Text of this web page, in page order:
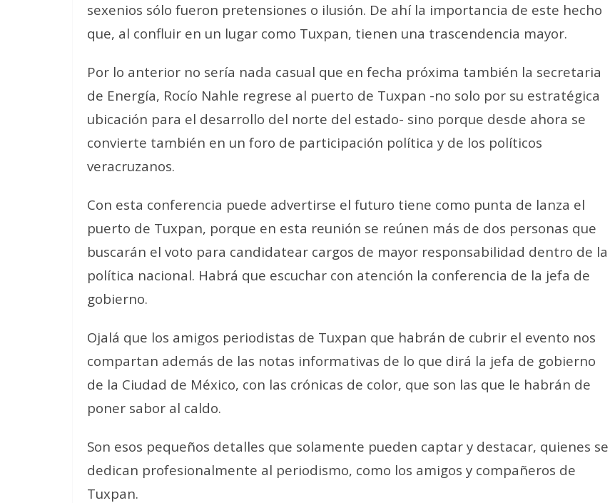
sexenios sólo fueron pretensiones o ilusión. De ahí la importancia de este hecho
que, al confluir en un lugar como Tuxpan, tienen una trascendencia mayor.
Por lo anterior no sería nada casual que en fecha próxima también la secretaria
de Energía, Rocío Nahle regrese al puerto de Tuxpan -no solo por su estratégica
ubicación para el desarrollo del norte del estado- sino porque desde ahora se
convierte también en un foro de participación política y de los políticos
veracruzanos.
Con esta conferencia puede advertirse el futuro tiene como punta de lanza el
puerto de Tuxpan, porque en esta reunión se reúnen más de dos personas que
buscarán el voto para candidatear cargos de mayor responsabilidad dentro de la
política nacional. Habrá que escuchar con atención la conferencia de la jefa de
gobierno.
Ojalá que los amigos periodistas de Tuxpan que habrán de cubrir el evento nos
compartan además de las notas informativas de lo que dirá la jefa de gobierno
de la Ciudad de México, con las crónicas de color, que son las que le habrán de
poner sabor al caldo.
Son esos pequeños detalles que solamente pueden captar y destacar, quienes se
dedican profesionalmente al periodismo, como los amigos y compañeros de
Tuxpan.